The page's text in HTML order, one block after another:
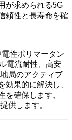
が求められる5G
頼性と長寿命を確
性ポリマータン
電流耐性、高安
局のアクティブ
効果的に解決し、
を確保します。
供します。